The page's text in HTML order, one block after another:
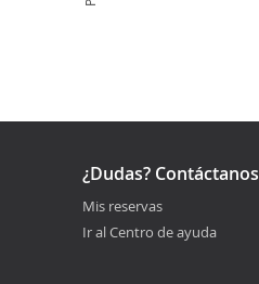
¿Dudas? Contáctanos
Mis reservas
Ir al Centro de ayuda